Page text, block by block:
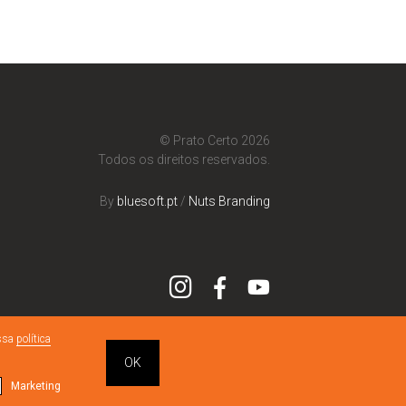
política
Marketing
OK
© Prato Certo 2026
Todos os direitos reservados.
By bluesoft.pt/ Nuts Branding